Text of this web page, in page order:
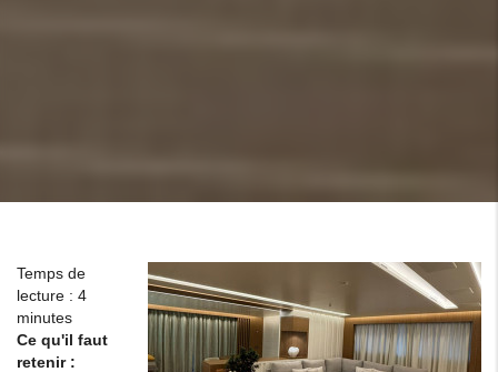
Temps de
lecture : 4
minutes
Ce qu'il faut
retenir :